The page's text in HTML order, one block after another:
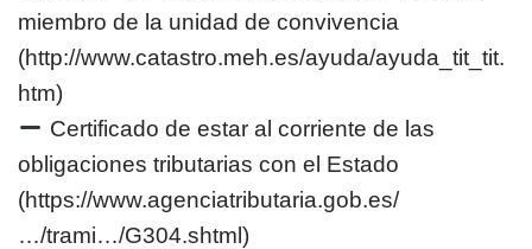
miembro de la unidad de convivencia
(http://www.catastro.meh.es/ayuda/ayuda_tit_tit.
htm)
Certificado de estar al corriente de las
obligaciones tributarias con el Estado
(https://www.agenciatributaria.gob.es/
…/trami…/G304.shtml)